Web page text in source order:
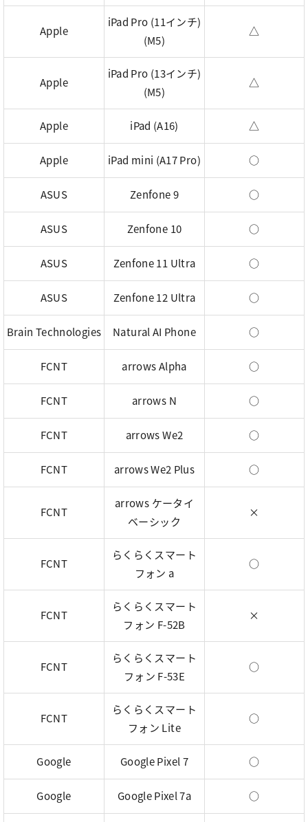
Apple
iPad Pro (11インチ)
(M5)
△
Apple
iPad Pro (13インチ)
(M5)
△
Apple iPad (A16) △
Apple iPad mini (A17 Pro) ○
ASUS Zenfone 9 ○
ASUS Zenfone 10 ○
ASUS Zenfone 11 Ultra ○
ASUS Zenfone 12 Ultra ○
Brain Technologies Natural AI Phone ○
FCNT arrows Alpha ○
FCNT arrows N ○
FCNT arrows We2 ○
FCNT arrows We2 Plus ○
FCNT
arrows ケータイ
ベーシック
×
FCNT
らくらくスマート
フォン a
○
FCNT
らくらくスマート
フォン F-52B
×
FCNT
らくらくスマート
フォン F-53E
○
FCNT
らくらくスマート
フォン Lite
○
Google Google Pixel 7 ○
Google Google Pixel 7a ○